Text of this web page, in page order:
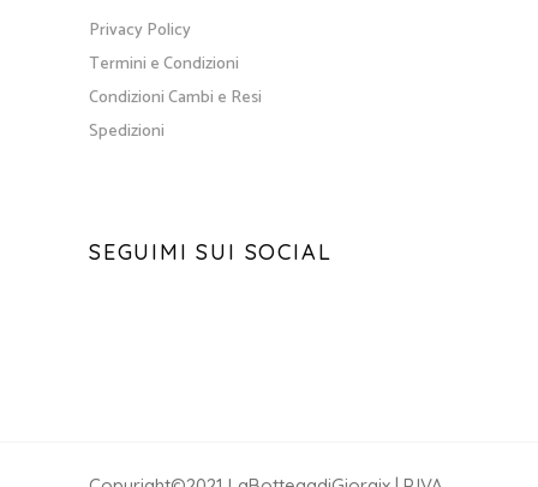
Privacy Policy
Termini e Condizioni
Condizioni Cambi e Resi
Spedizioni
SEGUIMI SUI SOCIAL